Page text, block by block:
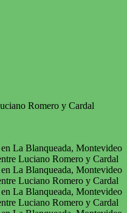
Romero y Cardal